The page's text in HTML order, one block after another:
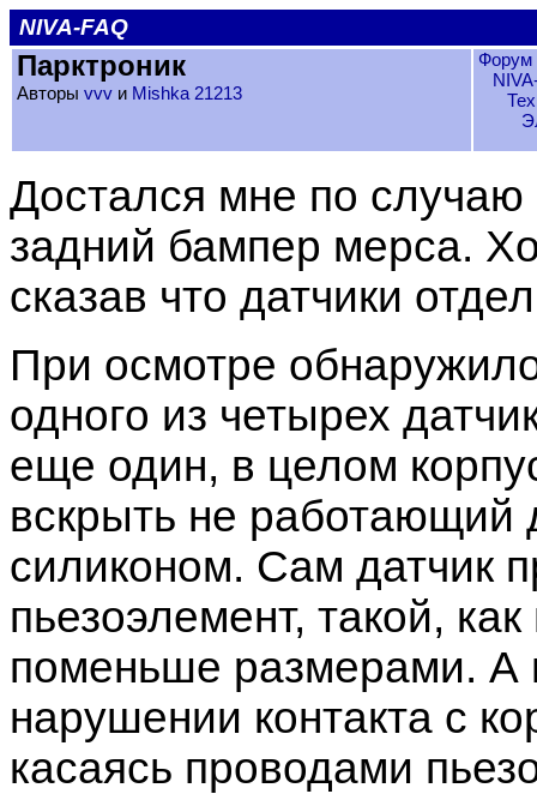
NIVA-FAQ
Парктроник
Авторы vvv и Mishka 21213
Форум
Достался мне по случаю
задний бампер мерса.
сказав что датчики
При осмотре
одного из четырех
еще один, в целом
вскрыть не работающий
силиконом. Сам датчик
пьезоэлемент, такой,
поменьше размерами. А
нарушении контакта с
касаясь проводами